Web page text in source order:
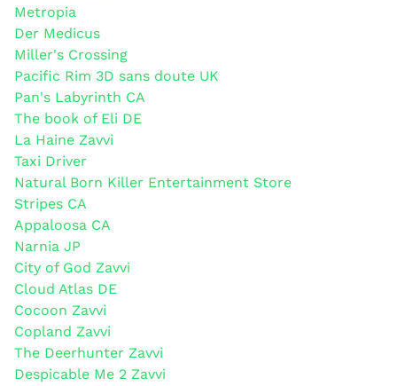
Metropia
Der Medicus
Miller's Crossing
Pacific Rim 3D sans doute UK
Pan's Labyrinth CA
The book of Eli DE
La Haine Zavvi
Taxi Driver
Natural Born Killer Entertainment Store
Stripes CA
Appaloosa CA
Narnia JP
City of God Zavvi
Cloud Atlas DE
Cocoon Zavvi
Copland Zavvi
The Deerhunter Zavvi
Despicable Me 2 Zavvi